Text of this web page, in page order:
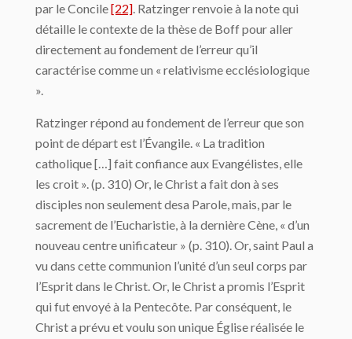
par le Concile[22]. Ratzinger renvoie à la note qui
détaille le contexte de la thèse de Boff pour aller
directement au fondement de l’erreur qu’il
caractérise comme un « relativisme ecclésiologique
».
Ratzinger répond au fondement de l’erreur que son
point de départ est l’Évangile. « La tradition
catholique […] fait confiance aux Evangélistes, elle
les croit ». (p. 310) Or, le Christ a fait don à ses
disciples non seulement desa Parole, mais, par le
sacrement de l’Eucharistie, à la dernière Cène, « d’un
nouveau centre unificateur » (p. 310). Or, saint Paul a
vu dans cette communion l’unité d’un seul corps par
l’Esprit dans le Christ. Or, le Christ a promis l’Esprit
qui fut envoyé à la Pentecôte. Par conséquent, le
Christ a prévu et voulu son unique Église réalisée le